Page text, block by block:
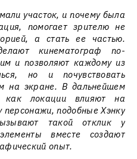
участок, и почему была
помогает зрителю не
а стать ее частью.
кинематограф по-
и позволяют каждому из
но и почувствовать
на экране. В дальнейшем
как локации влияют на
персонажи, подобные Хэнку
такой отклик у
вместе создают
опыт.